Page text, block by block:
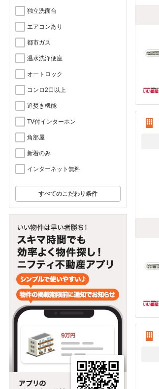
独立洗面台
エアコンあり
都市ガス
温水洗浄便座
オートロック
コンロ2口以上
追焚き機能
TV付インターホン
角部屋
新着のみ
インターネット無料
すべてのこだわり条件